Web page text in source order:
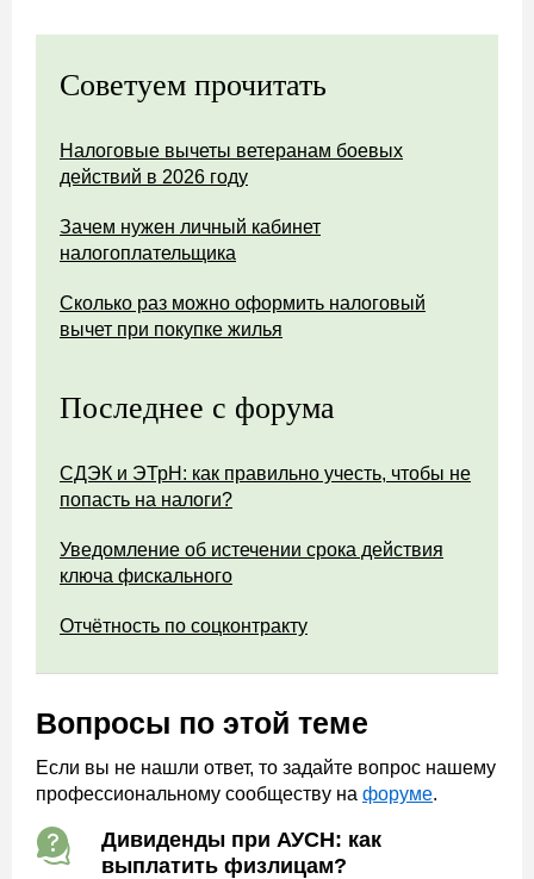
Советуем прочитать
Налоговые вычеты ветеранам боевых
действий в 2026 году
Зачем нужен личный кабинет
налогоплательщика
Сколько раз можно оформить налоговый
вычет при покупке жилья
Последнее с форума
СДЭК и ЭТрН: как правильно учесть, чтобы не
попасть на налоги?
Уведомление об истечении срока действия
ключа фискального
Отчётность по соцконтракту
Вопросы по этой теме
Если вы не нашли ответ, то задайте вопрос нашему
профессиональному сообществу на форуме.
Дивиденды при АУСН: как
выплатить физлицам?